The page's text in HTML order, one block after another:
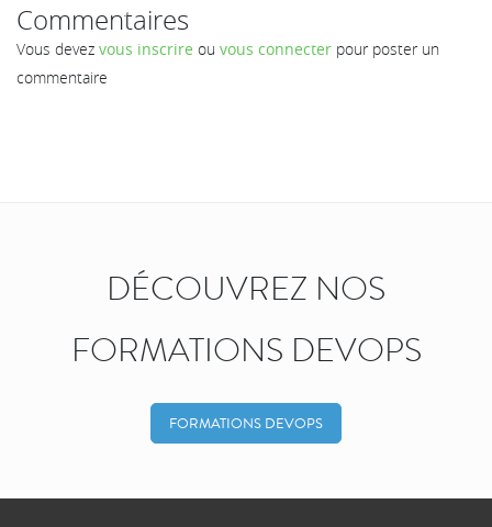
Commentaires
Vous devez vous inscrire ou vous connecter pour poster un
commentaire
DÉCOUVREZ NOS
FORMATIONS DEVOPS
FORMATIONS DEVOPS